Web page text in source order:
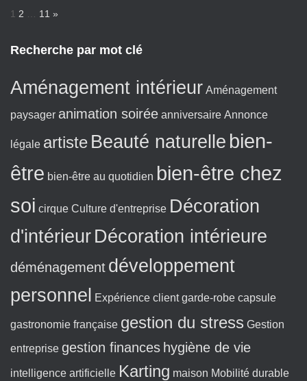
P1 2 11 N
»
Recherche par mot clé
Aménagement intérieur Aménagement
paysager animation soirée anniversaire Annonce
légale artiste Beauté naturelle bien-
être bien-être au quotidien bien-être chez
soi cirque Culture d'entreprise Décoration
d'intérieurDécoration intérieure
déménagement développement
personnel Expérience client garde-robe capsule
gastronomie française gestion du stress Gestion
entreprise gestion finances hygiène de vie
intelligence artificielle Karting maison Mobilité durable